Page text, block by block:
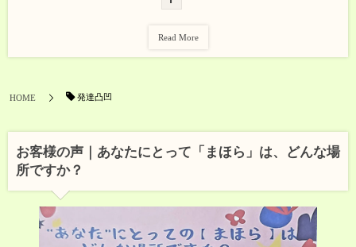
Read More
HOME 発達凸凹
お客様の声｜あなたにとって「まほら」は、どんな場
所ですか？